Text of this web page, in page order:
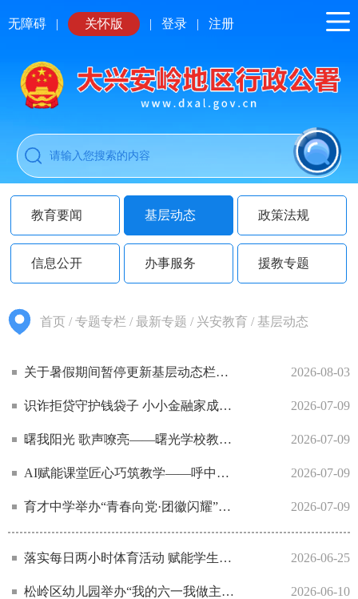
无障碍 | 关怀版 | 登录 | 注册
教育要闻 基层动态 政策法规
信息公开 办事服务 援教专题
首页 /专题专栏 /最新专题 / 兴安教育 / 基层动态
2026-08-03
关于暑假期间暂停更新基层动态栏目的通知
2026-07-09
识诈拒贷守护钱袋子 小小金融家成长记——加区二小师生走进工商银行开展研学实践
2026-07-09
曙我阳光 歌声嘹亮——曙光学校教师以赤诚之心致敬建党105周年
2026-07-09
AI赋能课堂匠心巧筑教学——呼中区第一小学成功举办教师AI视频制作竞赛
2026-07-09
育才中学举办“青春向党·团徽闪耀”新团员入团仪式
2026-06-25
落实每日两小时体育活动 赋能学生健康成长——呼中区教育局
2026-06-10
松岭区幼儿园举办“我的六一我做主”主题庆祝活动